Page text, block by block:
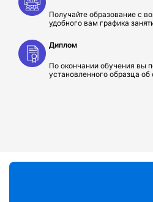
Получайте образование с
удобного вам графика
Диплом
По окончании обучения вы
установленного образца об